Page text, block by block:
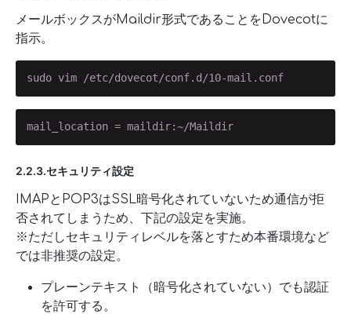
メールボックスがMaildir形式であることをDovecotに
指示。
sudo vim /etc/dovecot/conf.d/10-mail.conf
mail_location = maildir:~/Maildir
2.2.3.セキュリティ設定
IMAPとPOP3はSSL暗号化されていないため通信が拒
否されてしまうため、下記の設定を実施。
※ただしセキュリティレベルを落とすため本番環境など
では非推奨の設定。
プレーンテキスト（暗号化されていない）でも認証
を許可する。